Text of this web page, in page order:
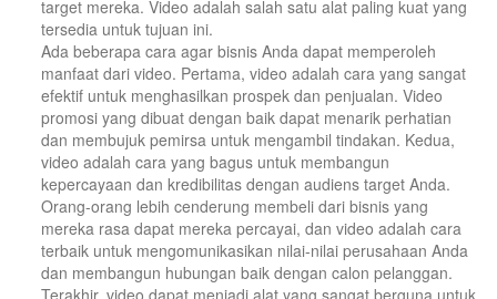
target mereka. Video adalah salah satu alat paling kuat yang
tersedia untuk tujuan ini.
Ada beberapa cara agar bisnis Anda dapat memperoleh
manfaat dari video. Pertama, video adalah cara yang sangat
efektif untuk menghasilkan prospek dan penjualan. Video
promosi yang dibuat dengan baik dapat menarik perhatian
dan membujuk pemirsa untuk mengambil tindakan. Kedua,
video adalah cara yang bagus untuk membangun
kepercayaan dan kredibilitas dengan audiens target Anda.
Orang-orang lebih cenderung membeli dari bisnis yang
mereka rasa dapat mereka percayai, dan video adalah cara
terbaik untuk mengomunikasikan nilai-nilai perusahaan Anda
dan membangun hubungan baik dengan calon pelanggan.